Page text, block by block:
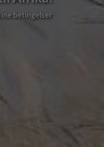
betingelser